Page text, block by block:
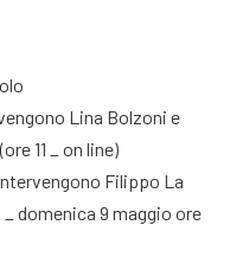
Lina Bolzoni e
11 _ on line)
Filippo La
domenica 9 maggio ore